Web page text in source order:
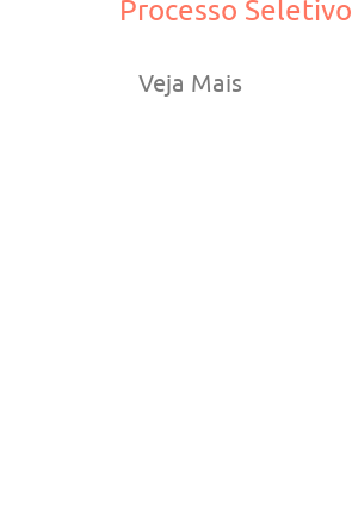
Processo Seletivo
Veja Mais